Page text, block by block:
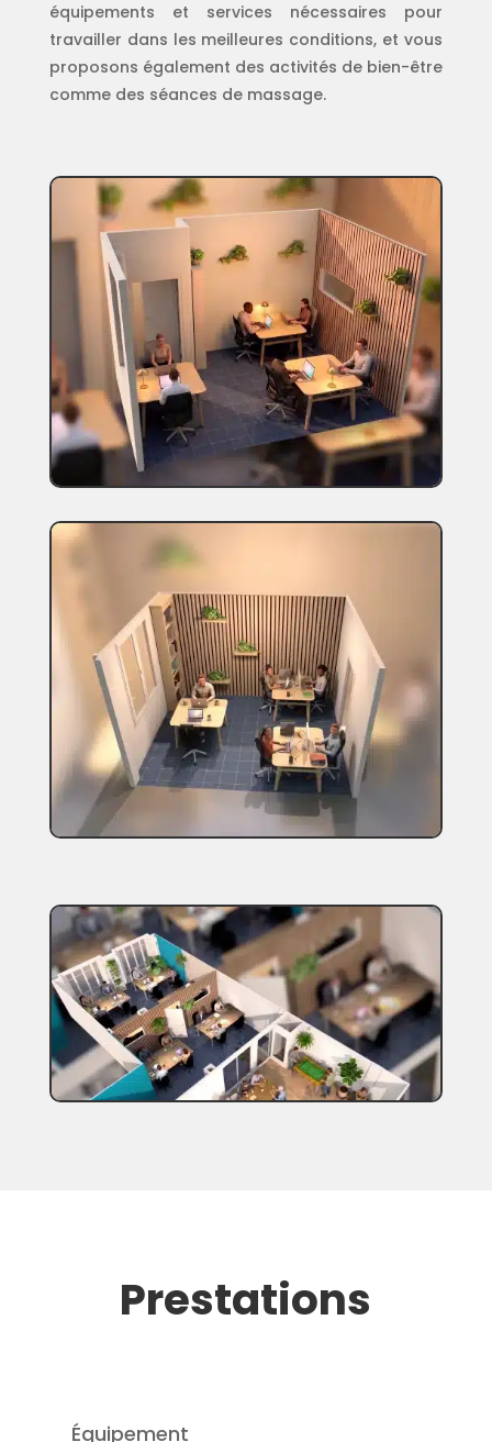
équipements et services nécessaires pour
travailler dans les meilleures conditions, et vous
proposons également des activités de bien-être
comme des séances de massage.
Prestations
Équipement